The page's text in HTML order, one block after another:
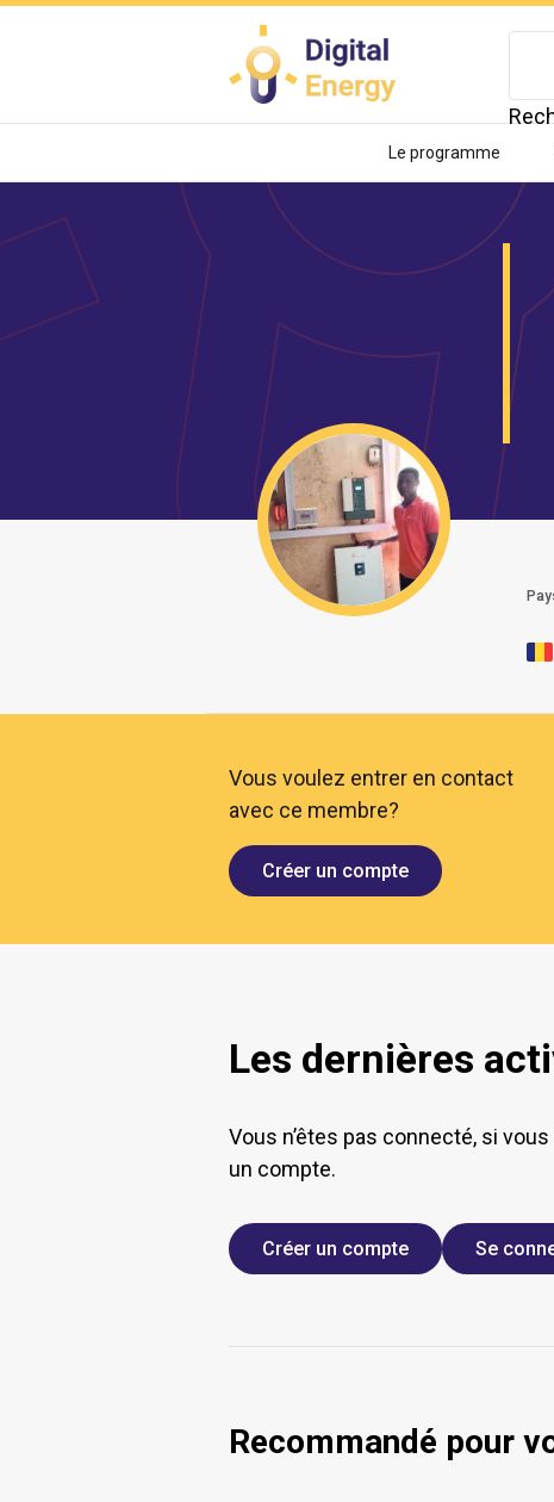
Le programme
Vous voulez entrer en contact
avec ce membre?
Créer un compte
Les dernières
Vous n’êtes pas connecté, si
un compte.
Créer un compte Se
Recommandé pour